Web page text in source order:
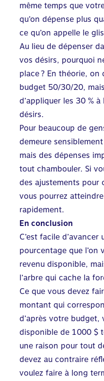
même temps que
qu’on dépense plus
ce qu’on appelle le
Au lieu de dépenser
vos désirs, pourquoi
place ? En théorie, on
budget 50/30/20,
d’appliquer les 30 %
désirs.
Pour beaucoup de
demeure
mais des dépenses
tout chambouler. Si
des ajustements pour
vous pourrez
rapidement.
En conclusion
C’est facile
pourcentage que l’on
revenu disponible,
l’arbre qui cache la
Ce que vous devez
montant qui
d’après votre budget,
disponible de 1 000 $
une raison pour tout
devez au contraire
voulez faire à long